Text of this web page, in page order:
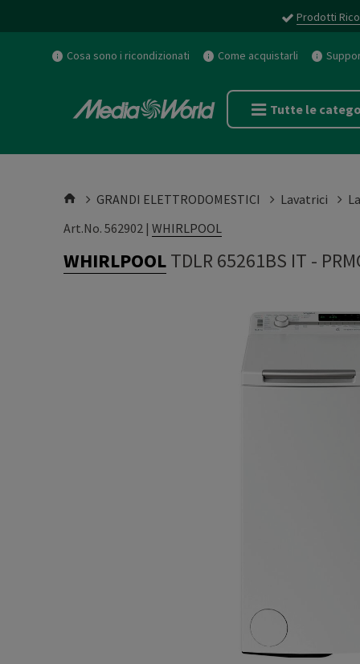
Prodotti
Cosa sono i ricondizionati Come acquistarli
Tutte le
GRANDI ELETTRODOMESTICI Lavatrici
Art.No. 562902 | WHIRLPOOL
WHIRLPOOLTDLR 65261BS IT -